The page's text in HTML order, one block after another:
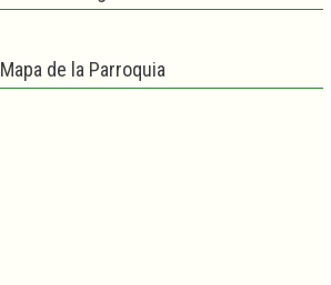
Mapa de la Parroquia